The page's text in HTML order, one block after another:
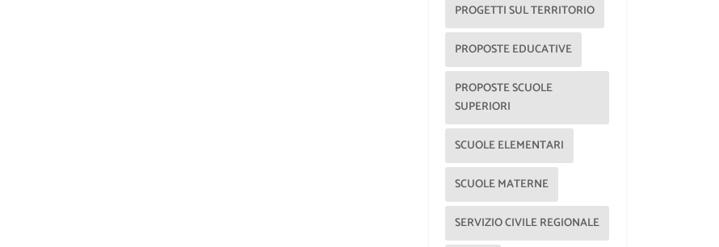
PROGETTI SUL TERRITORIO
PROPOSTE EDUCATIVE
PROPOSTE SCUOLE
SUPERIORI
SCUOLE ELEMENTARI
SCUOLE MATERNE
SERVIZIO CIVILE REGIONALE